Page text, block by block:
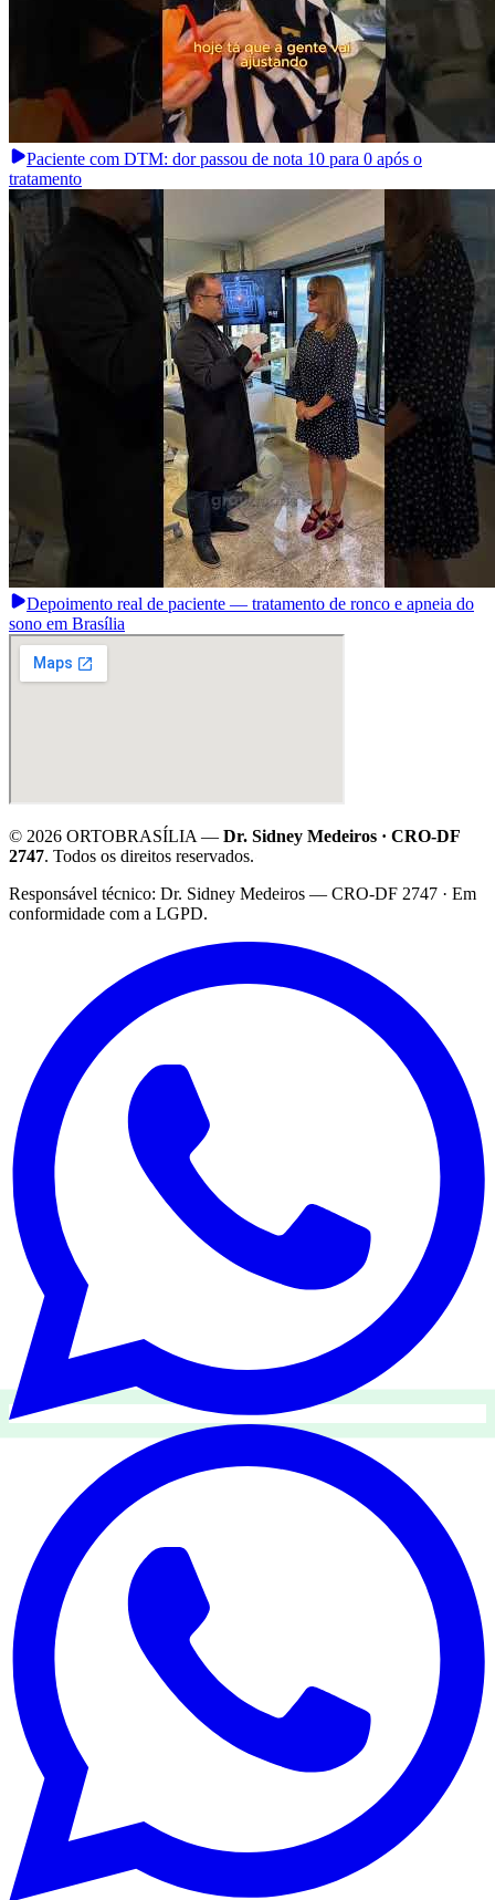
Paciente com DTM: dor passou de nota 10 para 0 após o
tratamento
Depoimento real de paciente — tratamento de ronco e apneia do
sono em Brasília
© 2026 ORTOBRASÍLIA — Dr. Sidney Medeiros · CRO-DF
2747. Todos os direitos reservados.
Responsável técnico: Dr. Sidney Medeiros — CRO-DF 2747 · Em
conformidade com a LGPD.